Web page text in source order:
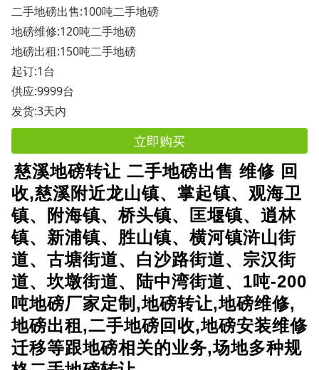
二手地磅出售:100吨二手地磅
地磅维修:120吨二手地磅
地磅出租:150吨二手地磅
起订:1台
供应:9999台
发货:3天内
立即购买
慈溪地磅转让 二手地磅出售 维修 回
收,慈溪附近龙山镇、掌起镇、观海卫
镇、附海镇、桥头镇、匡堰镇、逍林
镇、新浦镇、胜山镇、横河镇浒山街
道、古塘街道、白沙路街道、宗汉街
道、坎墩街道、陆中湾街道、1吨-200
吨地磅厂家定制,地磅转让,地磅维修,
地磅出租,二手地磅回收,地磅安装维修
迁移等跟地磅相关的业务,场地多种规